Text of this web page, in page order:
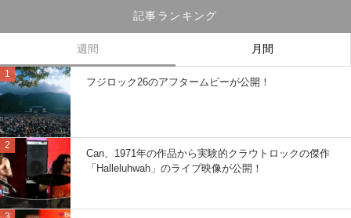
記事ランキング
週間 月間
フジロック26のアフタームビーが公開！
Can、1971年の作品から実験的クラウトロックの傑作
「Halleluhwah」のライブ映像が公開！